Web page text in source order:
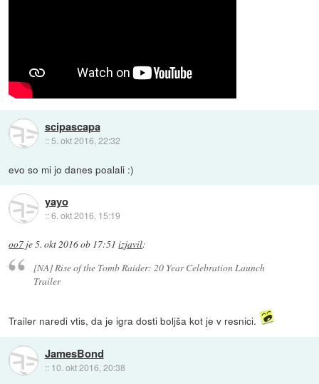
scipascapa
:: 5. okt 2016, 22:32
evo so mi jo danes poalali :)
yayo
::6. okt 2016, 15:19
oo7 je5. okt 2016 ob 17:51 izjavil:
[NA] Rise of the Tomb Raider: 20 Year Celebration Launch
Trailer
Trailer naredi vtis, da je igra dosti boljša kot je v resnici.
JamesBond
:: 10. okt 2016, 20:38